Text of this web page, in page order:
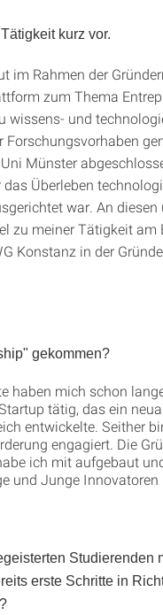
kurz vor.
im Rahmen der
zum Thema
wissens- und
Münster
Überleben
war. An diesen
zu meiner Tätigkeit
Konstanz in der
gekommen?
haben mich schon
tätig, das ein
entwickelte. Seither
engagiert. Die
ich mit aufgebaut
und Junge Innovatoren
Studierenden
erste Schritte in